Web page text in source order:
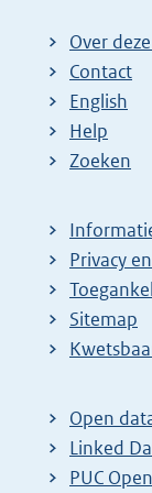
Over
Contact
English
Help
Zoeken
Privacy
Sitemap
E
t
e
r
Open
Linked
PUC